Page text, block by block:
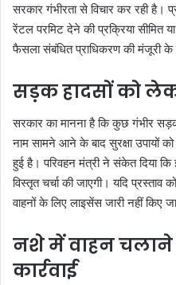
सरकार गंभीरता से विचार कर रही है।
रेंटल परमिट देने की प्रक्रिया सीमित
फैसला संबंधित प्राधिकरण की मंजूरी के
सड़क हादसों को
सरकार का मानना है कि कुछ गंभीर
नाम सामने आने के बाद सुरक्षा
हुई है। परिवहन मंत्री ने संकेत दिया कि
विस्तृत चर्चा की जाएगी। यदि
वाहनों के लिए लाइसेंस जारी नहीं किए
नशे में वाहन चलाने
कार्रवाई